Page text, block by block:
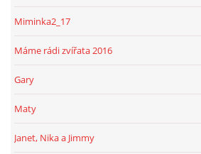
Miminka2_17
Máme rádi zvířata 2016
Gary
Maty
Janet, Nika a Jimmy